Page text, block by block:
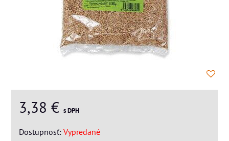
3,38 € s DPH
Dostupnosť: Vypredané